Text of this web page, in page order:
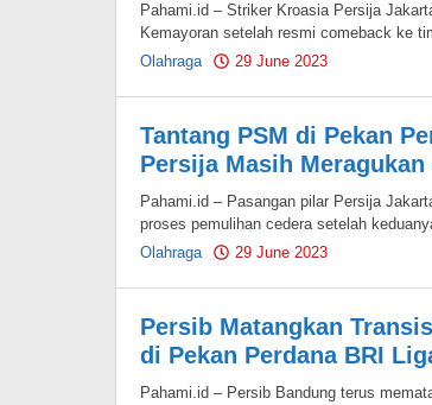
Pahami.id – Striker Kroasia Persija
Kemayoran setelah resmi comeback ke
Olahraga
29 June 2023
Tantang PSM di Pekan
Persija Masih
Pahami.id – Pasangan pilar Persija
proses pemulihan cedera setelah
Olahraga
29 June 2023
Persib Matangkan
di Pekan Perdana BRI
Pahami.id – Persib Bandung terus